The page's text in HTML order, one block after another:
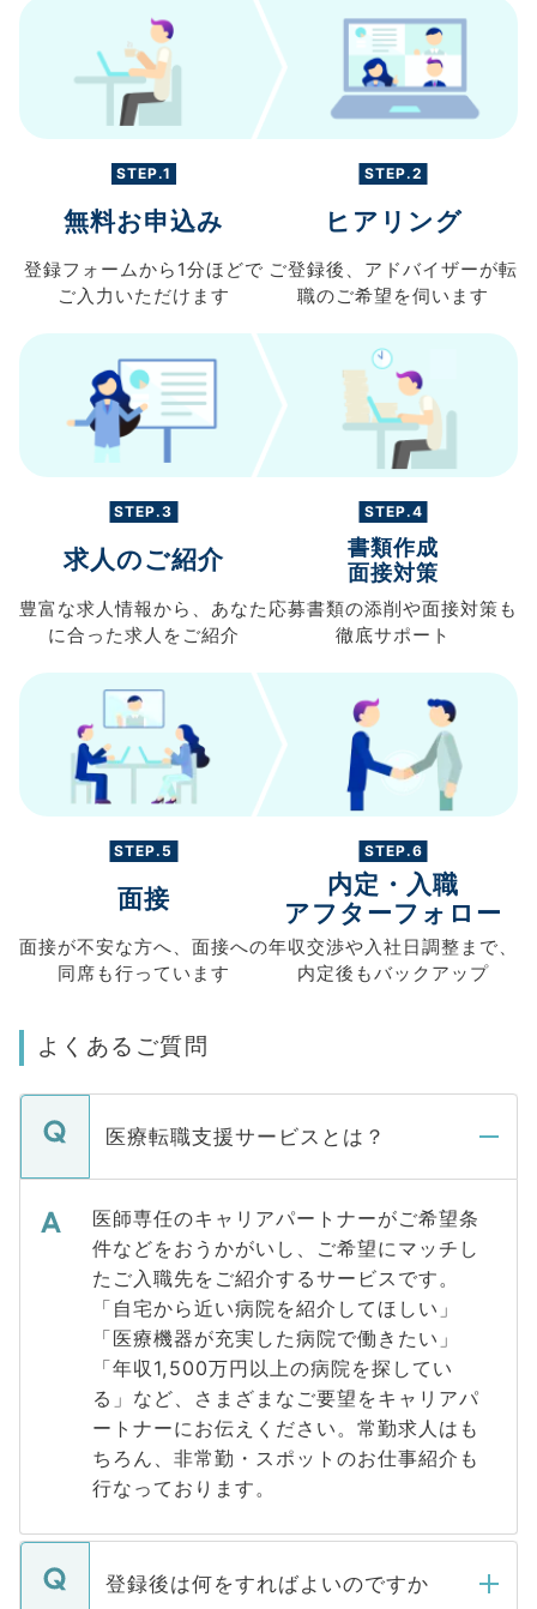
STEP.1
無料お申込み
登録フォームから 1分ほどで
ご入力 いただけます
STEP.2
ヒアリング
ご登録後、 アドバイザーが転
職のご希望を伺います
STEP.3
求人のご紹介
豊富な求人情報から、 あなた
に合った求人を ご紹介
STEP.4
書類作成
面接対策
応募書類の添削や面接対策も
徹底サポート
STEP.5
面接
面接が不安な方へ、 面接への
同席も行っています
STEP.6
内定・入職
アフターフォロー
年収交渉や入社日調整まで、
内定後もバックアップ
よくあるご質問
医療転職支援サービスとは？
医師専任のキャリアパートナーがご希望条
件などをおうかがいし、ご希望にマッチし
たご入職先をご紹介するサービスです。
「自宅から近い病院を紹介してほしい」
「医療機器が充実した病院で働きたい」
「年収1,500万円以上の病院を探してい
る」など、さまざまなご要望をキャリアパ
ートナーにお伝えください。常勤求人はも
ちろん、非常勤・スポットのお仕事紹介も
行なっております。
登録後は何をすればよいのですか